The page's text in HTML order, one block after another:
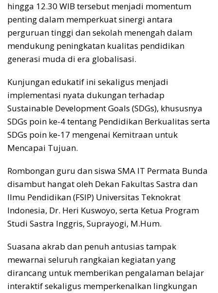
hingga 12.30 WIB tersebut menjadi momentum
penting dalam memperkuat sinergi antara
perguruan tinggi dan sekolah menengah dalam
mendukung peningkatan kualitas pendidikan
generasi muda di era globalisasi.
Kunjungan edukatif ini sekaligus menjadi
implementasi nyata dukungan terhadap
Sustainable Development Goals (SDGs), khususnya
SDGs poin ke-4 tentang Pendidikan Berkualitas serta
SDGs poin ke-17 mengenai Kemitraan untuk
Mencapai Tujuan.
Rombongan guru dan siswa SMA IT Permata Bunda
disambut hangat oleh Dekan Fakultas Sastra dan
Ilmu Pendidikan (FSIP) Universitas Teknokrat
Indonesia, Dr. Heri Kuswoyo, serta Ketua Program
Studi Sastra Inggris, Suprayogi, M.Hum.
Suasana akrab dan penuh antusias tampak
mewarnai seluruh rangkaian kegiatan yang
dirancang untuk memberikan pengalaman belajar
interaktif sekaligus memperkenalkan lingkungan